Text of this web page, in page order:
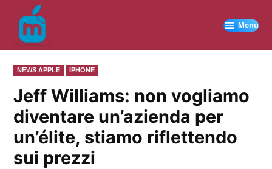
contenuto
Menu
PUBBLICATO
IN
NEWS APPLE IPHONE
Jeff Williams: non vogliamo
diventare un’azienda per
un’élite, stiamo riflettendo
sui prezzi